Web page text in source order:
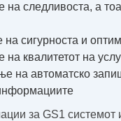
следливоста, а
сигурноста и
квалитетот на
на автоматско
за GS1 системот